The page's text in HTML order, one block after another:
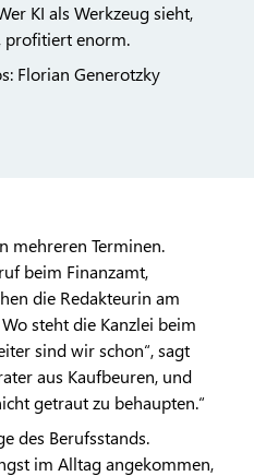
KI als Werkzeug sieht,
profitiert enorm.
Florian Generotzky
mehreren Terminen.
beim Finanzamt,
die Redakteurin am
steht die Kanzlei beim
sind wir schon“, sagt
aus Kaufbeuren, und
getraut zu behaupten.“
des Berufsstands.
im Alltag angekommen,